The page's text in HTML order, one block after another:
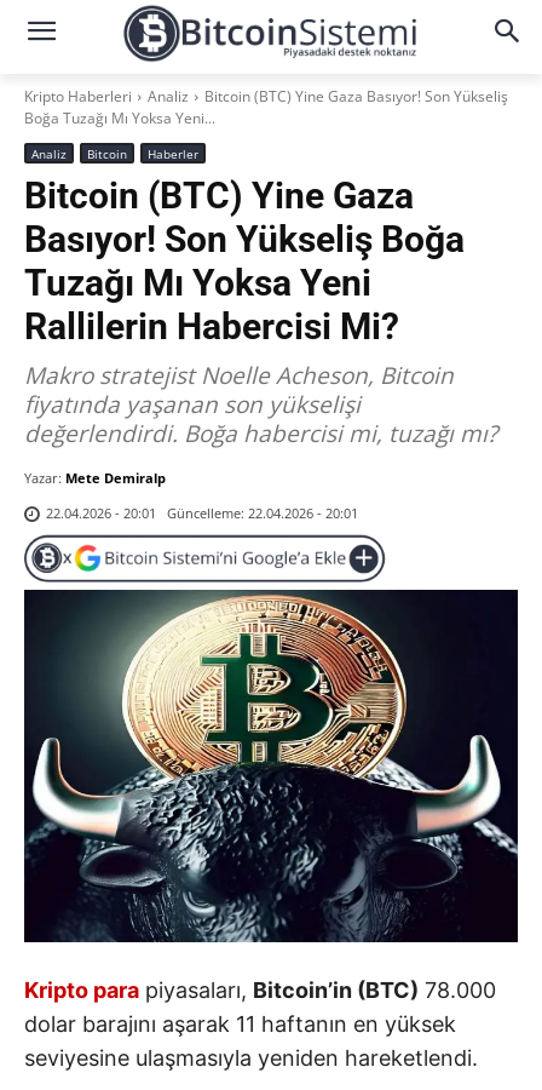
Kripto Haberleri Analiz
Bitcoin (BTC) Yine Gaza Basıyor! Son Yükseliş
Boğa Tuzağı Mı Yoksa Yeni...
Analiz Bitcoin Haberler
Bitcoin (BTC) Yine Gaza
Basıyor! Son Yükseliş Boğa
Tuzağı Mı Yoksa Yeni
Rallilerin Habercisi Mi?
Makro stratejist Noelle Acheson, Bitcoin
fiyatında yaşanan son yükselişi
değerlendirdi. Boğa habercisi mi, tuzağı mı?
Yazar: Mete Demiralp
22.04.2026 - 20:01
Güncelleme: 22.04.2026 - 20:01
Kripto para piyasaları, Bitcoin’in (BTC) 78.000
dolar barajını aşarak 11 haftanın en yüksek
seviyesine ulaşmasıyla yeniden hareketlendi.